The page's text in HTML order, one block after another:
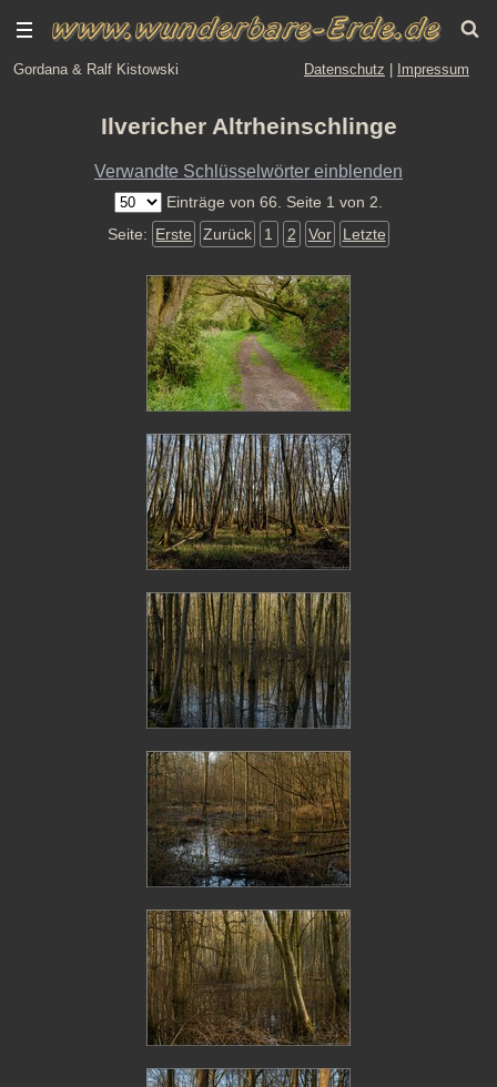
Gordana & Ralf Kistowski Datenschutz Impressum
Ilvericher Altrheinschlinge
Verwandte Schlüsselwörter einblenden
Einträge von 66. Seite 1 von 2.
Seite: Erste Zurück 1 2 Vor Letzte